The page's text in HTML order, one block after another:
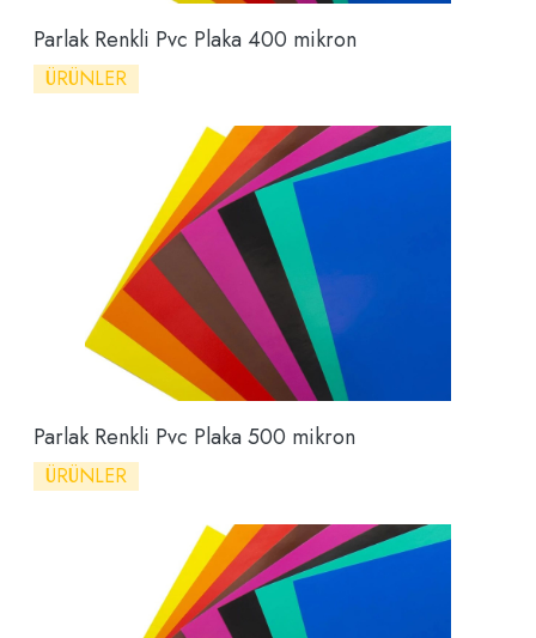
Parlak Renkli Pvc Plaka 400 mikron
ÜRÜNLER
Parlak Renkli Pvc Plaka 500 mikron
ÜRÜNLER